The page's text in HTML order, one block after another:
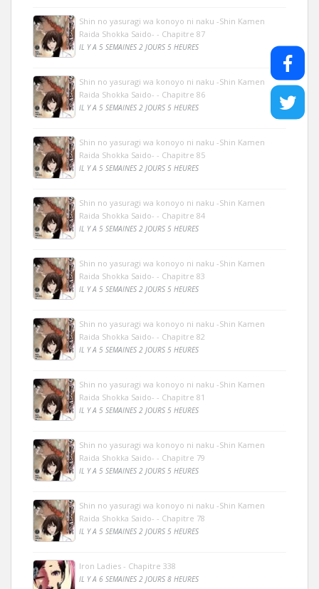
Shin no yasuragi wa konoyo ni naku -Shin Kamen
Raida Shokka Saido- - Chapitre 87
IL Y A 5 SEMAINES 2 JOURS 5 HEURES
Shin no yasuragi wa konoyo ni naku -Shin Kamen
Raida Shokka Saido- - Chapitre 86
IL Y A 5 SEMAINES 2 JOURS 5 HEURES
Shin no yasuragi wa konoyo ni naku -Shin Kamen
Raida Shokka Saido- - Chapitre 85
IL Y A 5 SEMAINES 2 JOURS 5 HEURES
Shin no yasuragi wa konoyo ni naku -Shin Kamen
Raida Shokka Saido- - Chapitre 84
IL Y A 5 SEMAINES 2 JOURS 5 HEURES
Shin no yasuragi wa konoyo ni naku -Shin Kamen
Raida Shokka Saido- - Chapitre 83
IL Y A 5 SEMAINES 2 JOURS 5 HEURES
Shin no yasuragi wa konoyo ni naku -Shin Kamen
Raida Shokka Saido- - Chapitre 82
IL Y A 5 SEMAINES 2 JOURS 5 HEURES
Shin no yasuragi wa konoyo ni naku -Shin Kamen
Raida Shokka Saido- - Chapitre 81
IL Y A 5 SEMAINES 2 JOURS 5 HEURES
Shin no yasuragi wa konoyo ni naku -Shin Kamen
Raida Shokka Saido- - Chapitre 79
IL Y A 5 SEMAINES 2 JOURS 5 HEURES
Shin no yasuragi wa konoyo ni naku -Shin Kamen
Raida Shokka Saido- - Chapitre 78
IL Y A 5 SEMAINES 2 JOURS 5 HEURES
Iron Ladies - Chapitre 338
IL Y A 6 SEMAINES 2 JOURS 8 HEURES